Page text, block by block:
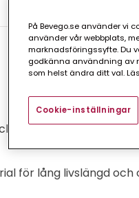
stegborr som är
för lång livslängd och
På Bevego.se använder vi
använder vår webbplats,
marknadsföringssyfte. Du
godkänna användning av
som helst ändra ditt val.
Cookie-inställningar